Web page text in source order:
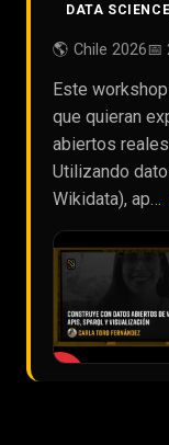
DATA
🌎 Chile 2026📅
Este
que quieran
abiertos
Utilizando
Wikidata), ap…